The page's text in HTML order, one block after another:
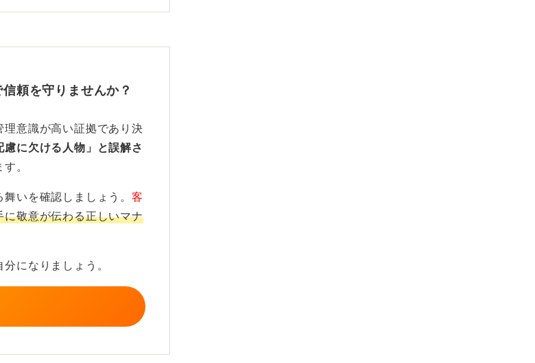
頼を守りませんか？
意識が高い証拠であり決
慮に欠ける人物」と誤解さ
。
舞いを確認しましょう。客
に敬意が伝わる正しいマナ
になりましょう。